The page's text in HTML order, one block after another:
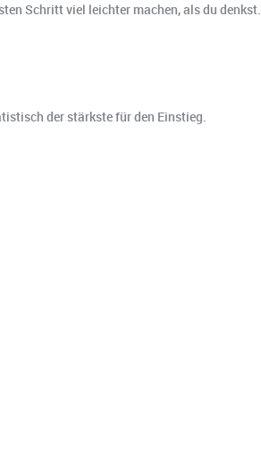
Schritt viel leichter machen, als du denkst.
der stärkste für den Einstieg.